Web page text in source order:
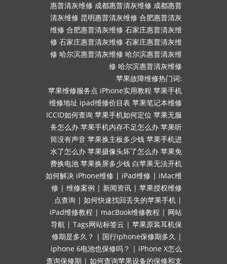
惠普清灰维修 成都惠普清灰维修 成都惠普
清灰维修 昆明惠普清灰维修 合肥惠普清灰
维修 合肥惠普清灰维修 石家庄惠普清灰维
修 石家庄惠普清灰维修 石家庄惠普清灰维
修 哈尔滨惠普清灰维修 哈尔滨惠普清灰维
修 哈尔滨惠普清灰维修
苹果故障维修热门词:
苹果维修服务点 iPhone实用教程 苹果手机
维修地址 ipad维修价目表 苹果笔记本维修
ICCID如何查询 苹果手机如何定位 苹果无服
务怎么办 苹果手机内存不足怎么办 苹果听
筒没有声音 苹果换主板多少钱 苹果手机进
水了怎么办 苹果摄像头坏了怎么办 苹果免
费换电池 苹果换屏多少钱 白苹果无法开机
如何解决 iPhone维修 | iPad维修 | iMac维
修 | 维修案例 | 新闻资讯 | 苹果授权维修
点查询 | 如何快速找回丢失的苹果手机 |
iPad维修教程 | macBook维修教程 | 网站
导航 | Tags网站标签云 | 苹果原装耳机保
修期是多久？ | 国行iphone保修期多久 |
iphone 6电池也保修吗？ | iPhone X怎么
查询保修期 | 如何查询苹果设备的保修和支